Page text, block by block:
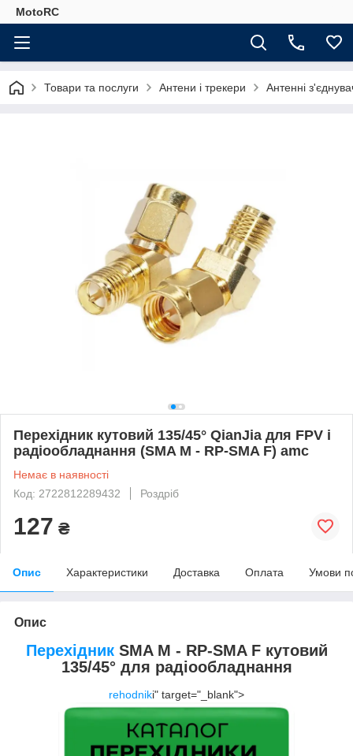
MotoRC
Товари та послуги Антени і трекери Антенні
Перехідник кутовий 135/45° QianJia для FPV і
радіообладнання (SMA M - RP-SMA F) amc
Немає в наявності
Код: 2722812289432
Роздріб
127 ₴
Опис Характеристики Доставка Оплата Умови
Опис
ПерехідникSMA M - RP-SMA F кутовий
135/45° для радіообладнання
rehodniki" target="_blank">